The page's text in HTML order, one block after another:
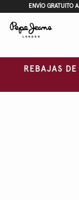
ENVÍO GRATUITO
REBAJAS